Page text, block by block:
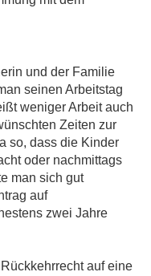
und der Familie
seinen Arbeitstag
weniger Arbeit auch
Zeiten zur
so, dass die Kinder
oder nachmittags
man sich gut
auf
zwei Jahre
auf eine